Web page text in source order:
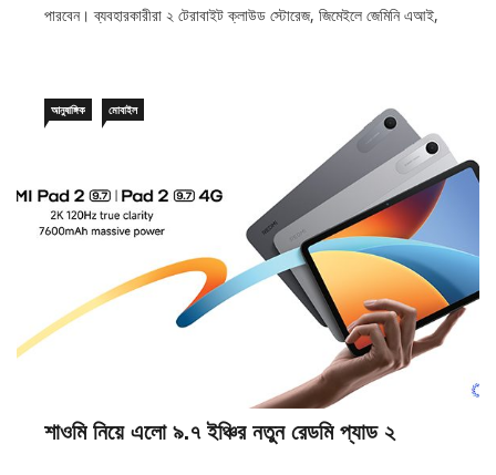
পারবেন। ব্যবহারকারীরা ২ টেরাবাইট ক্লাউড স্টোরেজ, জিমেইলে জেমিনি এআই,
আনুষাঙ্গিক মোবাইল
শাওমি নিয়ে এলো ৯.৭ ইঞ্চির নতুন রেডমি প্যাড ২